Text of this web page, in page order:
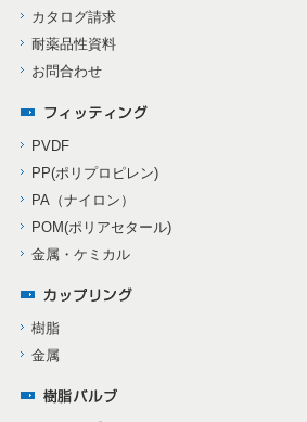
カタログ請求
耐薬品性資料
お問合わせ
PVDF
PP(ポリプロピレン)
PA（ナイロン）
POM(ポリアセタール)
金属・ケミカル
樹脂
金属